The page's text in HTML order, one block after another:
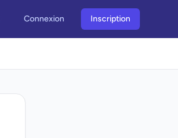
Connexion Inscription